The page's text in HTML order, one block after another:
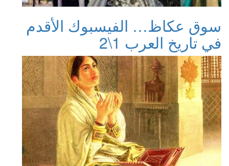
سوق عكاظ… الفيسبوك الأقدم
في تاريخ العرب 1\2